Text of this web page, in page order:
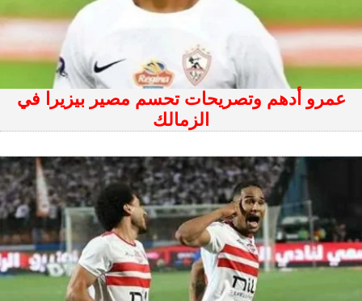
عمرو أدهم وتصريحات تحسم مصير بيزيرا في
الزمالك